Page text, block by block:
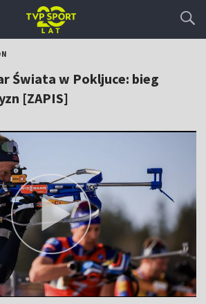
Świata w Pokljuce: bieg
[ZAPIS]